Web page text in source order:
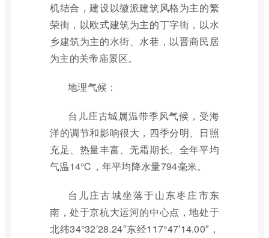
机结合，建设以徽派建筑风格为主的繁
荣街，以欧式建筑为主的丁字街，以水
乡建筑为主的水街、水巷，以晋商民居
为主的关帝庙景区。
地理气候：
台儿庄古城属温带季风气候，受海
洋的调节和影响很大，四季分明、日照
充足、热量丰富、无霜期长。全年平均
气温14℃，年平均降水量794毫米。
台儿庄古城坐落于山东枣庄市东
南，处于京杭大运河的中心点，地处于
北纬34°32′28.24″东经117°47′14.00″，